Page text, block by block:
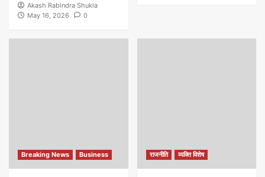
Akash Rabindra Shukla
May 16, 2026
0
Breaking News Business राजनीति व्यक्ति विशेष